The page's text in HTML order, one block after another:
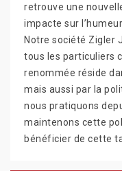
retrouve une
impacte sur
Notre société Zigler
tous les particuliers
renommée réside
mais aussi par la
nous pratiquons
maintenons cette
bénéficier de cette